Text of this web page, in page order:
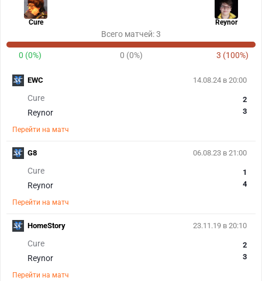
Cure Reynor
Всего матчей: 3
0 (0%) 0 (0%) 3 (100%)
14.08.24 в 20:00
Cure
Reynor
2
3
Перейти на матч
EWC
06.08.23 в 21:00
Cure
Reynor
1
4
Перейти на матч
G8
23.11.19 в 20:10
Cure
Reynor
2
3
Перейти на матч
HomeStory